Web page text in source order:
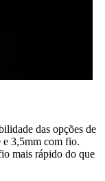
das opções de
3,5mm com fio.
mais rápido do que